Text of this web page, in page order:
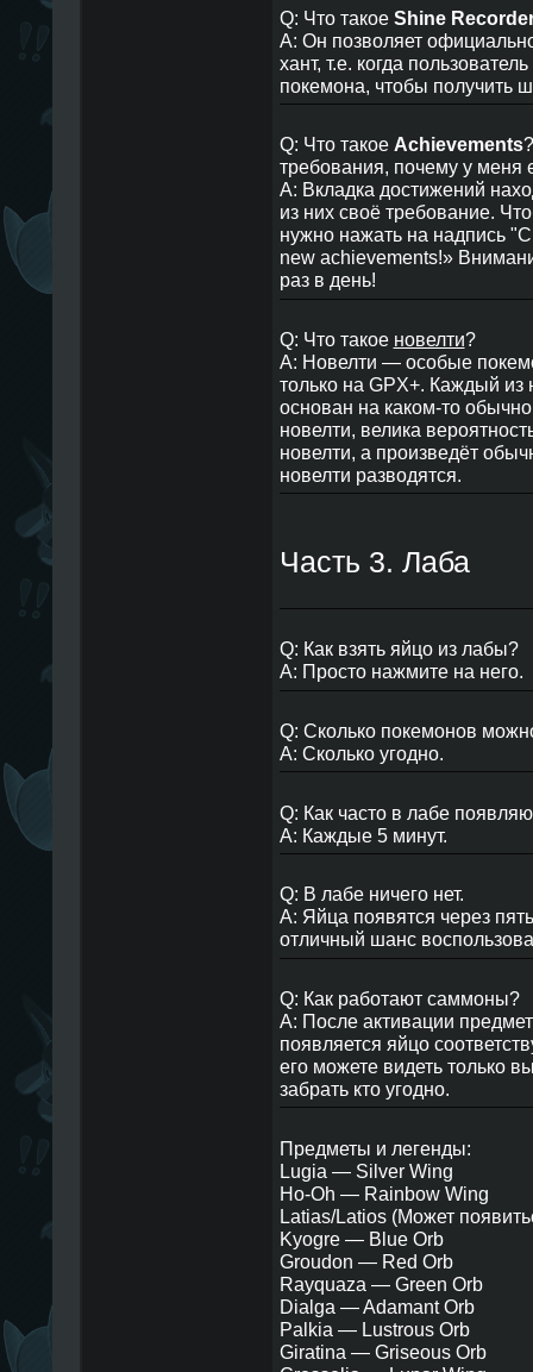
Q: Что такое Shine
A: Он позволяет
хант, т.е. когда
покемона, чтобы получить
Q: Что такое Achievements
требования, почему у меня
A: Вкладка достижений
из них своё требование.
нужно нажать на надпись
new achievements!»
раз в день!
Q: Что такое новелти?
A: Новелти — особые
только на GPX+. Каждый из
основан на каком-то
новелти, велика
новелти, а произведёт
новелти разводятся.
Часть 3. Лаба
Q: Как взять яйцо из лабы?
A: Просто нажмите на него.
Q: Сколько покемонов
A: Сколько угодно.
Q: Как часто в лабе
A: Каждые 5 минут.
Q: В лабе ничего нет.
A: Яйца появятся через
отличный шанс
Q: Как работают саммоны?
A: После активации
появляется яйцо
его можете видеть только
забрать кто угодно.
Предметы и легенды:
Lugia — Silver Wing
Ho-Oh — Rainbow Wing
Latias/Latios (Может
Kyogre — Blue Orb
Groudon — Red Orb
Rayquaza — Green Orb
Dialga — Adamant Orb
Palkia — Lustrous Orb
Giratina — Griseous Orb